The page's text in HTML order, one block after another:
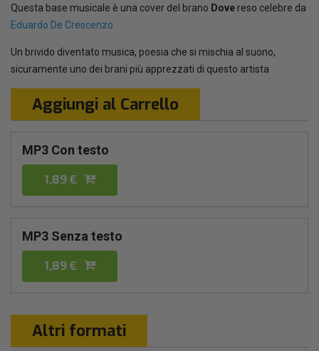
Questa base musicale è una cover del brano Dove reso celebre da
Eduardo De Crescenzo
Un brivido diventato musica, poesia che si mischia al suono,
sicuramente uno dei brani più apprezzati di questo artista
Aggiungi al Carrello
MP3 Con testo
1,89 €
MP3 Senza testo
1,89 €
Altri formati